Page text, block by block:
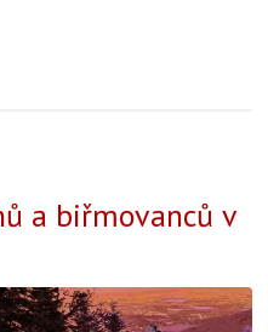
a biřmovanců v